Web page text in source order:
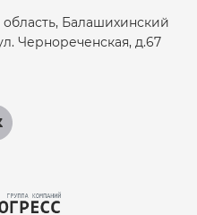
Балашихинский
Чернореченская, д.67